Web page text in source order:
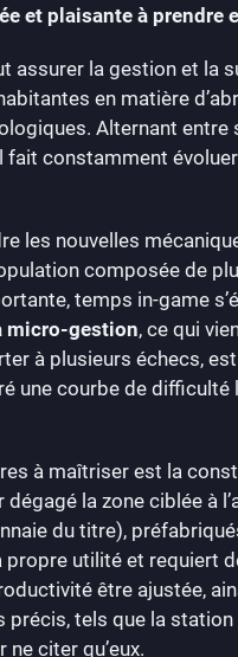
et plaisante à prendre
assurer la gestion et la
en matière
Alternant
fait constamment
les nouvelles
composée de
temps in-game
micro-gestion, ce qui
à plusieurs échecs,
une courbe de
à maîtriser est la
la zone ciblée à
du titre),
utilité et requiert
être ajustée,
tels que la
citer qu’eux.